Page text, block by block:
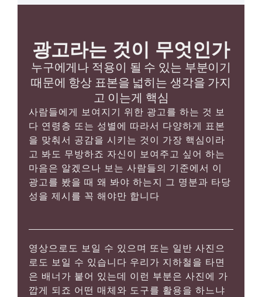
광고라는 것이 무엇인가
누구에게나 적용이 될 수 있는 부분이기
때문에 항상 표본을 넓히는 생각을 가지
고 이는게 핵심
사람들에게 보여지기 위한 광고를 하는 것 보
다 연령층 또는 성별에 따라서 다양하게 표본
을 맞춰서 공감을 시키는 것이 가장 핵심이라
고 봐도 무방하죠 자신이 보여주고 싶어 하는
마음은 알겠으나 보는 사람들의 기준에서 이
광고를 봤을 때 왜 봐야 하는지 그 명분과 타당
성을 제시를 꼭 해야만 합니다
영상으로도 보일 수 있으며 또는 일반 사진으
로도 보일 수 있습니다 우리가 지하철을 타면
은 배너가 붙어 있는데 이런 부분은 사진에 가
깝게 되죠 어떤 매체와 도구를 활용을 하느냐